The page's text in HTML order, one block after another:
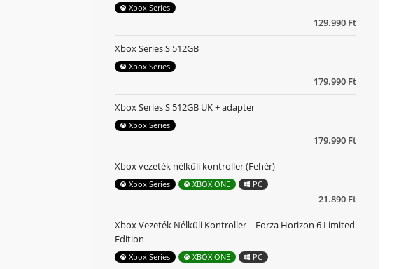
129.990 Ft
Xbox Series
179.990 Ft
Xbox Series S 512GB
Xbox Series
179.990 Ft
Xbox Series S 512GB UK + adapter
Xbox Series
21.890 Ft
Xbox vezeték nélküli kontroller (Fehér)
Xbox Series XBOX ONE PC
Xbox Vezeték Nélküli Kontroller – Forza Horizon 6 Limited
Edition
Xbox Series XBOX ONE PC